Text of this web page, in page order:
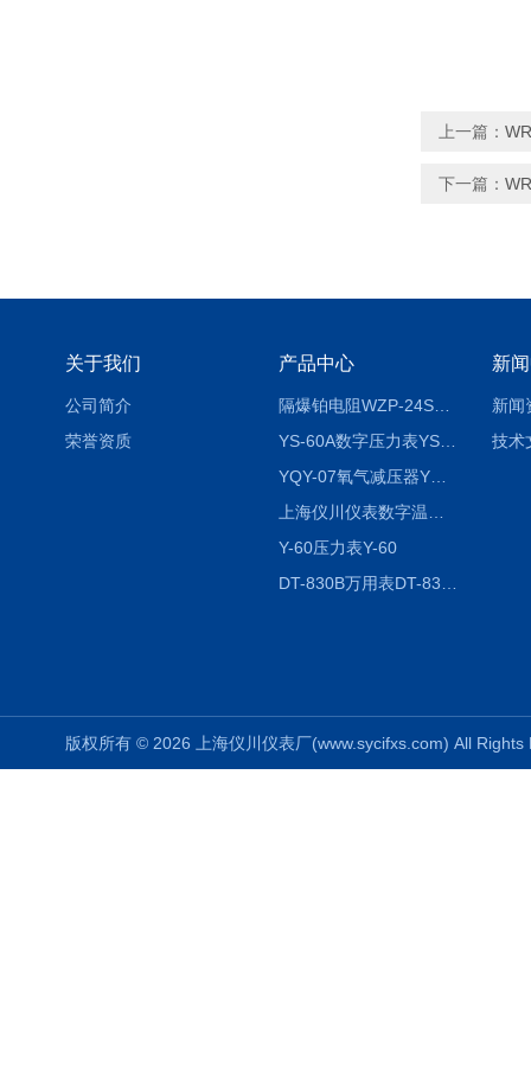
上一篇：
下一篇：
关于我们
公司简介
荣誉资质
产品中心
隔爆铂电阻WZP-24SA隔爆铂电阻WZP-24SA/Pt100
YS-60A数字压力表YS-60A
YQY-07氧气减压器YQY-07
Y-60压力表Y-60
新
新闻
技术
版权所有 © 2026 上海仪川仪表厂(www.sycifxs.com) All